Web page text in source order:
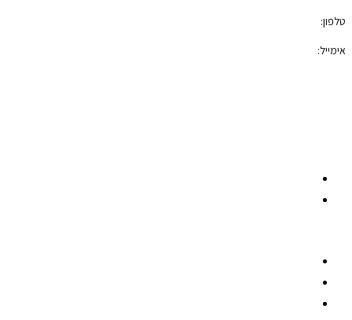
טלפון:
אימייל: